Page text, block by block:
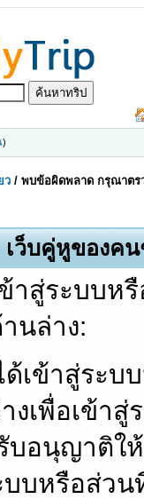
)
ว /พบข้อผิดพลาด กรุณาตร
ว็บคู่หูของค
าสู่ระบบ
นล่าง:
เข้าสู่ระบ
งเพื่อเข้า
บอนุญาติใ
บบหรือส่ว